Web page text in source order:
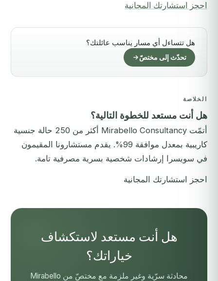
احجز استشارتك المجانية
هل تتساءل أي مسار يناسب عائلتك؟
تحدّث إلى مختصّ
الخلاصة
هل أنت مستعد للخطوة التالية؟
أتمّت Mirabello Consultancy أكثر من 250 حالة جنسية
كاريبية بمعدل موافقة 99%. يقدم مستشارونا المقيمون
في سويسرا إرشادات شخصية بسرية مصرفية تامة.
احجز استشارتك المجانية
هل أنت مستعد لاستكشاف
خياراتك؟
محادثة سرّية وغير ملزِمة مع مختصّ من Mirabello